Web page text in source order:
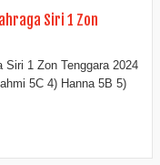
Siri 1 Zon
1 Zon Tenggara 2024
5C 4) Hanna 5B 5)